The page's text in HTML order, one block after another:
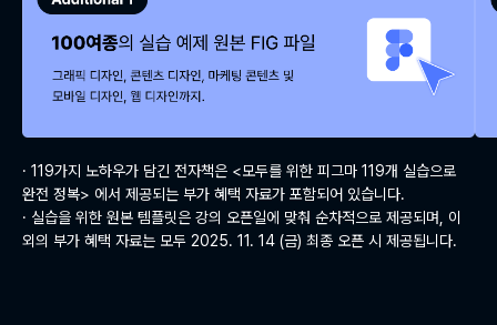
· 119가지 노하우가 담긴 전자책은 <모두를 위한 피그마 119개 실습으로
완전 정복> 에서 제공되는 부가 혜택 자료가 포함되어 있습니다.
· 실습을 위한 원본 템플릿은 강의 오픈일에 맞춰 순차적으로 제공되며, 이
외의 부가 혜택 자료는 모두 2025. 11. 14 (금) 최종 오픈 시 제공됩니다.